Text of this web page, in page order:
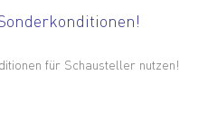
für Schausteller nutzen!